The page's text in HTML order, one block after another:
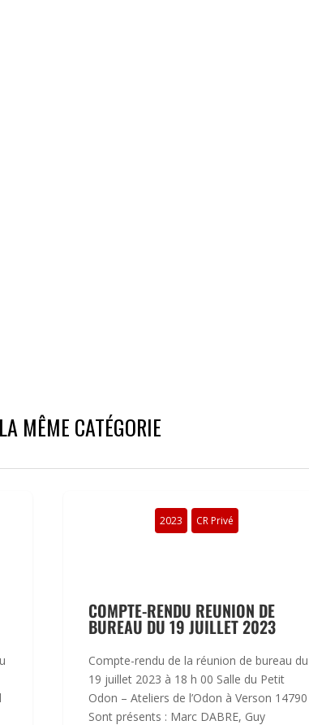
MÊME CATÉGORIE
2023 CR Privé
COMPTE-RENDU REUNION DE
BUREAU DU 19 JUILLET 2023
Compte-rendu de la réunion de bureau du
19 juillet 2023 à 18 h 00 Salle du Petit
Odon – Ateliers de l’Odon à Verson 14790
Sont présents : Marc DABRE, Guy